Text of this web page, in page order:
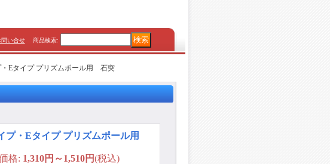
問い合せ 商品検索:
・Eタイプ プリズムポール用 石突
プ・Eタイプ プリズムポール用
格: 1,310円～1,510円(税込)